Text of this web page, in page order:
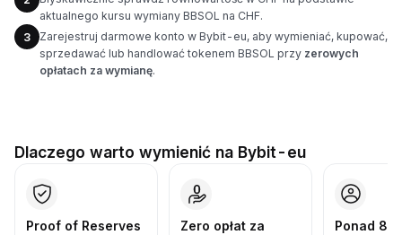
aktualnego kursu wymiany BBSOL na CHF.
3
Zarejestruj darmowe konto w Bybit-eu, aby wymieniać, kupować,
sprzedawać lub handlować tokenem BBSOL przy zerowych
opłatach za wymianę.
Dlaczego warto wymienić na Bybit-eu
Proof of Reserves
Zero opłat za
Ponad 86